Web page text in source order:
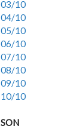
03/10
04/10
05/10
06/10
07/10
08/10
09/10
10/10
SON